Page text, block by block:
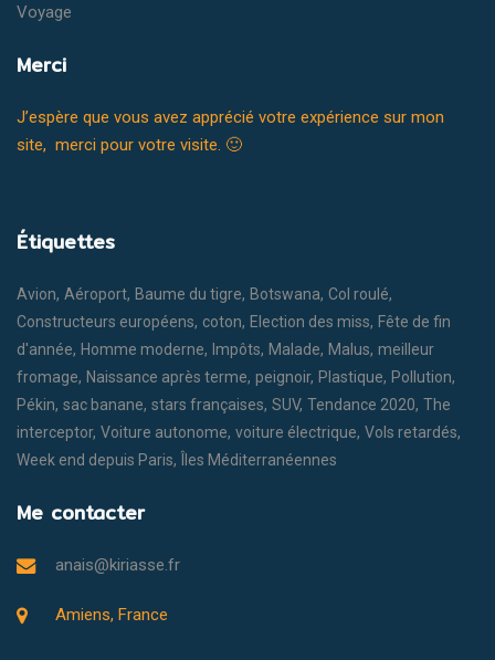
Voyage
Merci
J’espère que vous avez apprécié votre expérience sur mon
site, merci pour votre visite. 🙂
Étiquettes
Avion Aéroport Baume du tigre Botswana Col roulé
Constructeurs européens coton Election des miss
Fête de fin
d'année
Homme moderne Impôts Malade Malus meilleur
fromage
Naissance après terme peignoir Plastique
Pollution
Pékin sac banane stars françaises SUV Tendance 2020 The
interceptor Voiture autonome voiture électrique Vols retardés
Week end depuis Paris
Îles Méditerranéennes
Me contacter
anais@kiriasse.fr
Amiens, France